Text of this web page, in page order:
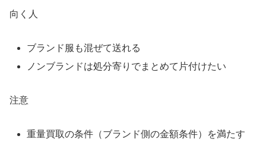
向く人
ブランド服も混ぜて送れる
ノンブランドは処分寄りでまとめて片付けたい
注意
重量買取の条件（ブランド側の金額条件）を満たす